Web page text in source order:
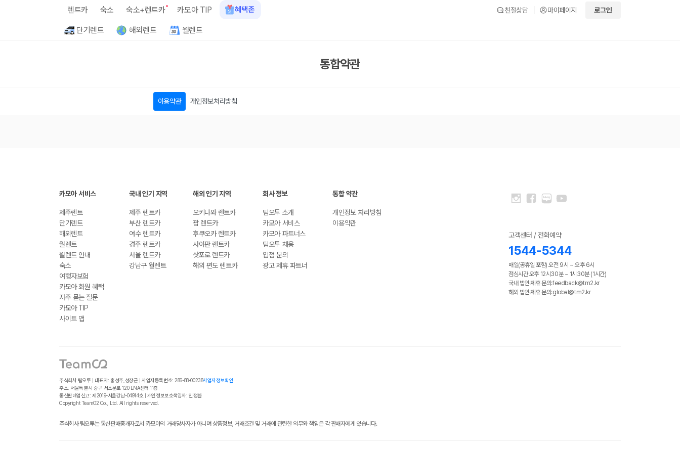
렌트카 숙소 숙소+렌트카 카모아 TIP 혜택존 친절상담 마이페이지 로그인
단기렌트 해외렌트 월렌트
통합약관
이용약관 개인정보처리방침
카모아 서비스
제주렌트
단기렌트
해외렌트
월렌트
월렌트 안내
숙소
여행자보험
카모아 회원 혜택
자주 묻는 질문
카모아 TIP
사이트 맵
국내 인기 지역
제주 렌트카
부산 렌트카
여수 렌트카
경주 렌트카
서울 렌트카
강남구 월렌트
해외 인기 지역
오키나와 렌트카
괌 렌트카
후쿠오카 렌트카
사이판 렌트카
삿포로 렌트카
해외 편도 렌트카
회사 정보
팀오투 소개
카모아 서비스
카모아 파트너스
팀오투 채용
입점 문의
광고 제휴 파트너
통합 약관
개인정보 처리방침
이용약관
고객센터 / 전화예약
1544-5344
매일(공휴일 포함) 오전 9시 ~ 오후 6시
점심시간 오후 12시30분 ~ 1시30분 (1시간)
국내 법인·제휴 문의:feedback@tm2.kr
해외 법인·제휴 문의:global@tm2.kr
주식회사 팀오투 | 대표자: 홍성주,성장근 | 사업자등록번호: 286-88-00238사업자정보확인
주소: 서울특별시 중구 서소문로 120 ENA센터 11층
통신판매업신고: 제2019-서울강남-04914호 | 개인정보보호책임자: 인정환
Copyright TeamO2 Co., Ltd. All rights reserved.
주식회사 팀오투는 통신판매중개자로서 카모아의 거래당사자가 아니며 상품정보, 거래조건 및 거래에 관련한 의무와 책임은 각 판매자에게 있습니다.